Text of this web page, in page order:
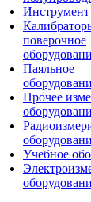
Инструмент
поверочное
Паяльное
Прочее
Учебное